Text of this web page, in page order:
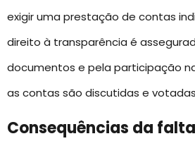
exigir uma prestação de contas
direito à transparência é
documentos e pela participação
as contas são discutidas e
Consequências da